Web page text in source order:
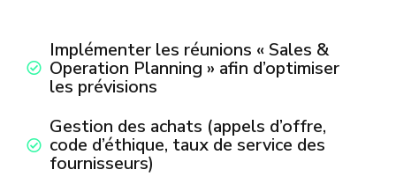
Implémenter les réunions « Sales &
Operation Planning » afin d’optimiser
les prévisions
Gestion des achats (appels d’offre,
code d’éthique, taux de service des
fournisseurs)